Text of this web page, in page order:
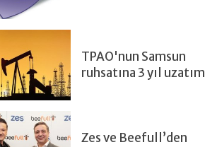
TPAO'nun Samsun
ruhsatına 3 yıl uzatım
Zes ve Beefull’den